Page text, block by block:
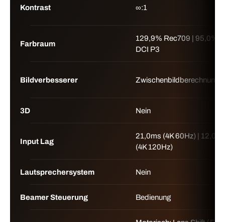
Kontrast ∞:1
Farbraum
129,9% Rec709 | 95,0%
DCI P3
Bildverbesserer Zwischenbildberechnung
3D Nein
Input Lag
21,0ms (4K 60Hz) |
(4K 120Hz)
Lautsprechersystem Nein
Beamer Steuerung Bedienung